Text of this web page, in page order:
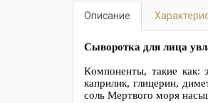
Описание
Сыворотка для лица
Компоненты, такие как:
каприлик, глицерин,
соль Мертвого моря